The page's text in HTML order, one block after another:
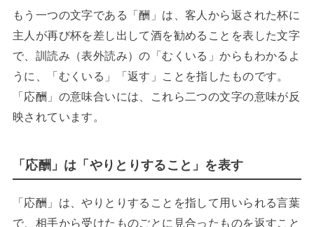
もう一つの文字である「酬」は、客人から返された杯に
主人が再び杯を差し出して酒を勧めることを表した文字
で、訓読み（表外読み）の「むくいる」からもわかるよ
うに、「むくいる」「返す」ことを指したものです。
「応酬」の意味合いには、これら二つの文字の意味が反
映されています。
「応酬」は「やりとりすること」を表す
「応酬」は、やりとりすることを指して用いられる言葉
で、相手から受けたものごとに見合ったものを返すこと